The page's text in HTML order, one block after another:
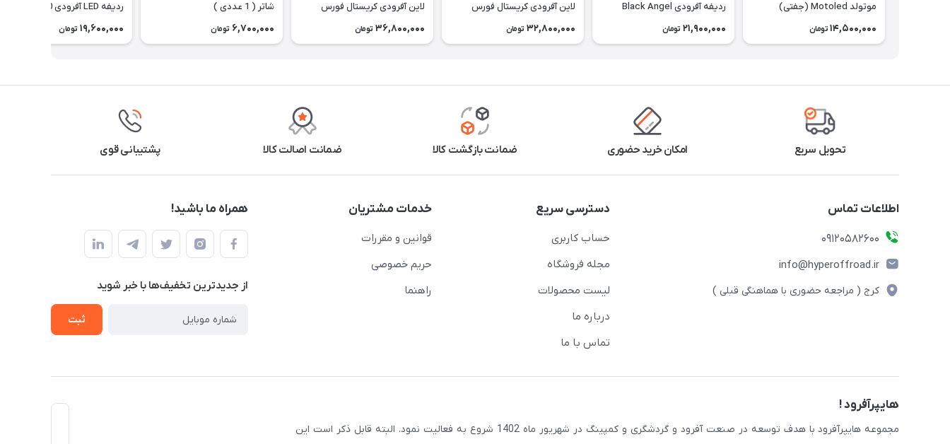
موتولد Motoled (جفتی)
14,500,000 تومان
ردیفه آفرودی Black Angel
21,900,000 تومان
لاین آفرودی کریستال فورس
32,800,000 تومان
لاین آفرودی کریستال فورس
36,800,000 تومان
شاتر ( 1 عددی )
6,700,000 تومان 19,600,000 تومان
تحویل سریع امکان خرید حضوری ضمانت بازگشت کالا ضمانت اصالت کالا پشتیبانی قوی
اطلاعات تماس
09120582600
info@hyperoffroad.ir
کرج ( مراجعه حضوری با هماهنگی قبلی )
دسترسی سریع
حساب کاربری
مجله فروشگاه
لیست محصولات
درباره ما
تماس با ما
خدمات مشتریان
قوانین و مقررات
حریم خصوصی
راهنما
همراه ما باشید!
از جدید‌ترین تخفیف‌ها با‌ خبر شوید
ثبت
هایپرآفرود !
مجموعه هایپرآفرود با هدف توسعه در صنعت آفرود و گردشگری و کمپینگ در شهریور ماه 1402 شروع به فعالیت نمود. البته قابل ذکر است این